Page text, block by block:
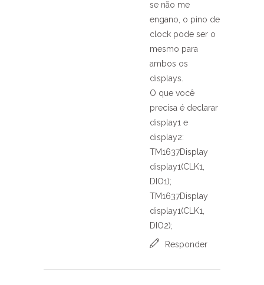
se não me
engano, o pino de
clock pode ser o
mesmo para
ambos os
displays.
O que você
precisa é declarar
display1 e
display2:
TM1637Display
display1(CLK1,
DIO1);
TM1637Display
display1(CLK1,
DIO2);
Responder